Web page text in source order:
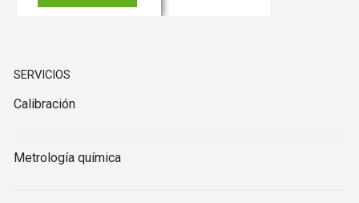
SERVICIOS
Calibración
Metrología química